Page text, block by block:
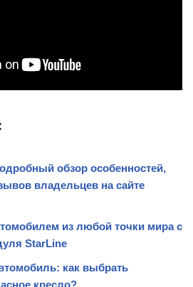
обзор особенностей,
владельцев на сайте
из любой точки мира с
StarLine
как выбрать
кресло?